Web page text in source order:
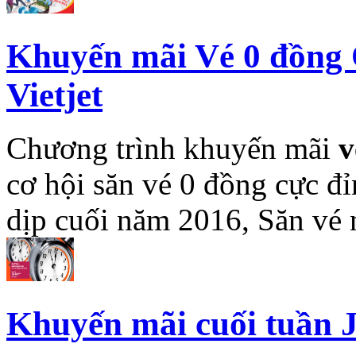
Khuyến mãi Vé 0 đồng
Vietjet
Chương trình khuyến mãi
cơ hội săn vé 0 đồng cực
dịp cuối năm 2016, Săn
Khuyến mãi cuối tuần